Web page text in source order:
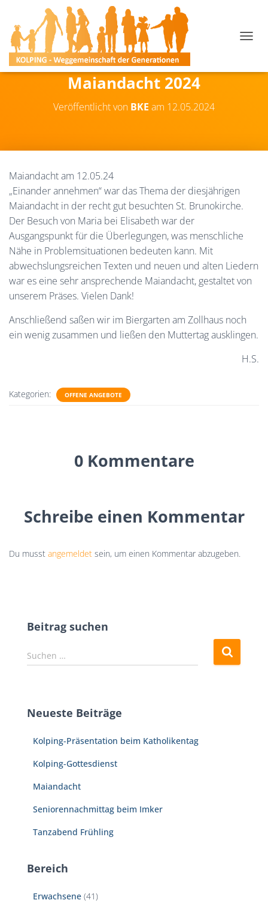
N
Maiandacht 2024
Veröffentlicht von BKE am 12.05.2024
Maiandacht am 12.05.24
„Einander annehmen“ war das Thema der diesjährigen
Maiandacht in der recht gut besuchten St. Brunokirche.
Der Besuch von Maria bei Elisabeth war der
Ausgangspunkt für die Überlegungen, was menschliche
Nähe in Problemsituationen bedeuten kann. Mit
abwechslungsreichen Texten und neuen und alten Liedern
war es eine sehr ansprechende Maiandacht, gestaltet von
unserem Präses. Vielen Dank!
Anschließend saßen wir im Biergarten am Zollhaus noch
ein wenig zusammen und ließen den Muttertag ausklingen.
H.S.
Kategorien: OFFENE ANGEBOTE
0 Kommentare
Schreibe einen Kommentar
Du musst angemeldet sein, um einen Kommentar abzugeben.
Beitrag suchen
S
u
n
Suchen …
Neueste Beiträge
Kolping-Präsentation beim Katholikentag
Kolping-Gottesdienst
Maiandacht
Seniorennachmittag beim Imker
Tanzabend Frühling
Bereich
Erwachsene (41)